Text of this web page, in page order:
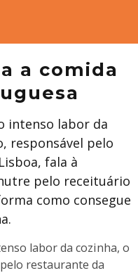
a comida
intenso labor da
responsável pelo
fala à
pelo receituário
como consegue
labor da cozinha, o
restaurante da